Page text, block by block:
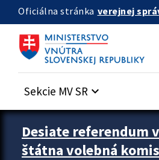
Preskocit na hlavný obsah
Oficiálna stránka verejnej
Sekcie MV SR keyboard_arrow_down
Zastavit automatický posun upútavok
Desiate referendum
štátna volebná